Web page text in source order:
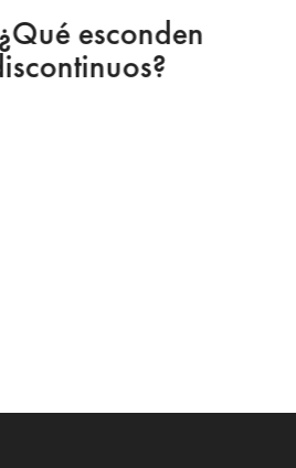
esconden